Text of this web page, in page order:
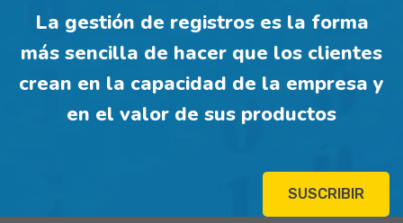
La gestión de registros es la forma
más sencilla de hacer que los clientes
crean en la capacidad de la empresa y
en el valor de sus productos
SUSCRIBIR